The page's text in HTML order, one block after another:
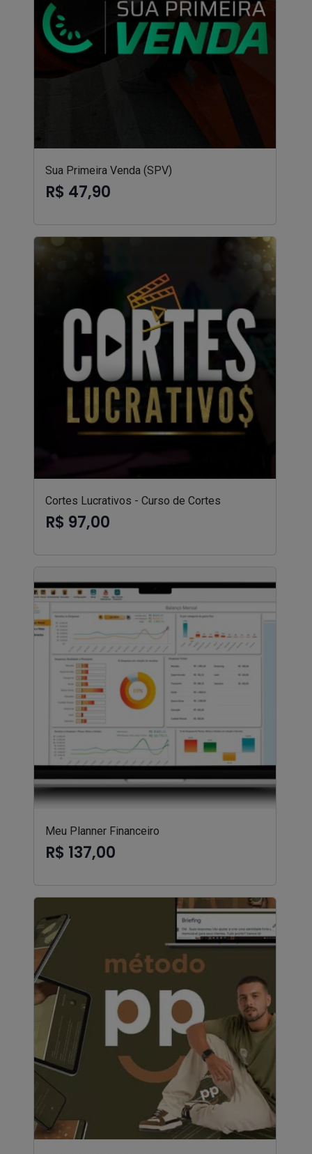
Sua Primeira Venda (SPV)
R$ 47,90
Cortes Lucrativos - Curso de Cortes
R$ 97,00
Meu Planner Financeiro
R$ 137,00